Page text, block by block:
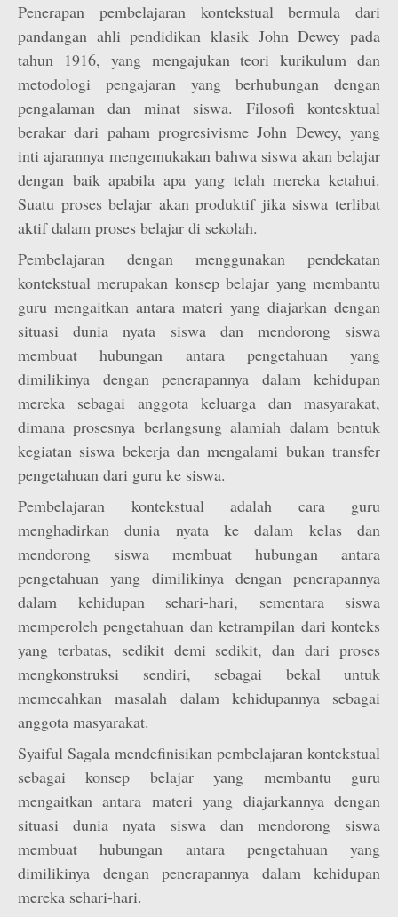
Penerapan pembelajaran kontekstual bermula dari
pandangan ahli pendidikan klasik John Dewey pada
tahun 1916, yang mengajukan teori kurikulum dan
metodologi pengajaran yang berhubungan dengan
pengalaman dan minat siswa. Filosofi kontesktual
berakar dari paham progresivisme John Dewey, yang
inti ajarannya mengemukakan bahwa siswa akan belajar
dengan baik apabila apa yang telah mereka ketahui.
Suatu proses belajar akan produktif jika siswa terlibat
aktif dalam proses belajar di sekolah.
Pembelajaran dengan menggunakan pendekatan
kontekstual merupakan konsep belajar yang membantu
guru mengaitkan antara materi yang diajarkan dengan
situasi dunia nyata siswa dan mendorong siswa
membuat hubungan antara pengetahuan yang
dimilikinya dengan penerapannya dalam kehidupan
mereka sebagai anggota keluarga dan masyarakat,
dimana prosesnya berlangsung alamiah dalam bentuk
kegiatan siswa bekerja dan mengalami bukan transfer
pengetahuan dari guru ke siswa.
Pembelajaran kontekstual adalah cara guru
menghadirkan dunia nyata ke dalam kelas dan
mendorong siswa membuat hubungan antara
pengetahuan yang dimilikinya dengan penerapannya
dalam kehidupan sehari-hari, sementara siswa
memperoleh pengetahuan dan ketrampilan dari konteks
yang terbatas, sedikit demi sedikit, dan dari proses
mengkonstruksi sendiri, sebagai bekal untuk
memecahkan masalah dalam kehidupannya sebagai
anggota masyarakat.
Syaiful Sagala mendefinisikan pembelajaran kontekstual
sebagai konsep belajar yang membantu guru
mengaitkan antara materi yang diajarkannya dengan
situasi dunia nyata siswa dan mendorong siswa
membuat hubungan antara pengetahuan yang
dimilikinya dengan penerapannya dalam kehidupan
mereka sehari-hari.